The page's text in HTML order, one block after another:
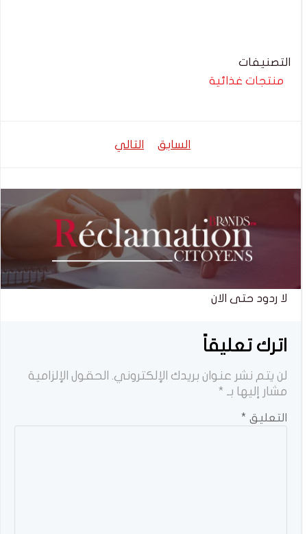
التصنيفات
منتجات غذائية
السابق
تصفّح
التالي
لا ردود حتى الان
اترك تعليقاً
لن يتم نشر عنوان بريدك الإلكتروني. الحقول الإلزامية
مشار إليها بـ *
التعليق *